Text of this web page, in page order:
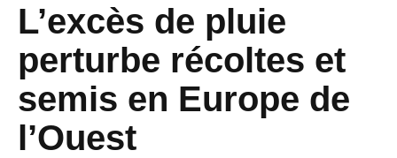
L’excès de pluie
perturbe récoltes et
semis en Europe de
l’Ouest